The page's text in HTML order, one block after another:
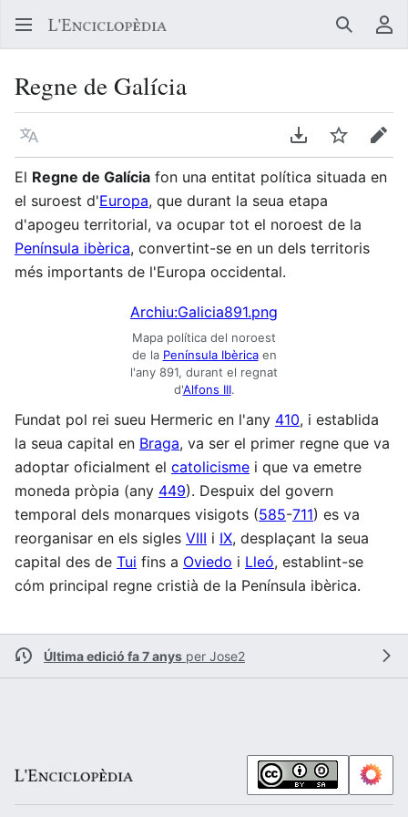
Buscar
Regne de Galícia
Llegir en un atre idioma Descarregar en
Vigilar
El Regne de Galícia fon una entitat política situada en
el suroest d'Europa, que durant la seua etapa
d'apogeu territorial, va ocupar tot el noroest de la
Península ibèrica, convertint-se en un dels territoris
més importants de l'Europa occidental.
Archiu:Galicia891.png
Mapa política del noroest
de la Península Ibèricaen
l'any 891, durant el regnat
d'Alfons III.
Fundat pol rei sueu Hermeric en l'any 410, i establida
la seua capital en Braga, va ser el primer regne que va
adoptar oficialment el catolicisme i que va emetre
moneda pròpia (any 449). Despuix del govern
temporal dels monarques visigots (585-711) es va
reorganisar en els sigles VIII i IX, desplaçant la seua
capital des de Tui fins a Oviedo i Lleó, establint-se
cóm principal regne cristià de la Península ibèrica.
Última edició fa 7 anys per Jose2